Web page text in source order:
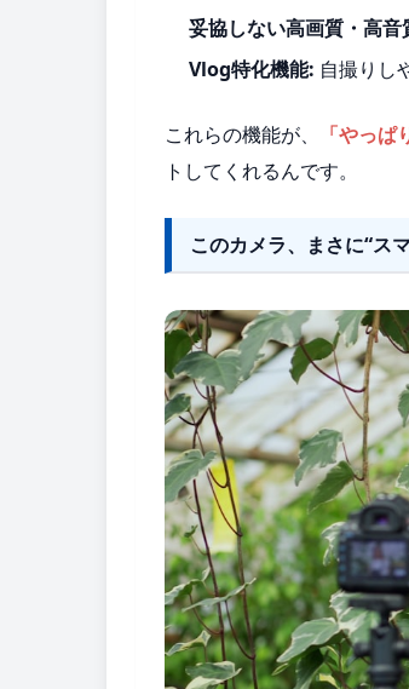
妥協しない高画質・高音
Vlog特化機能: 自撮りし
これらの機能が、 「やっ
トしてくれるんです。
このカメラ、まさに“ス